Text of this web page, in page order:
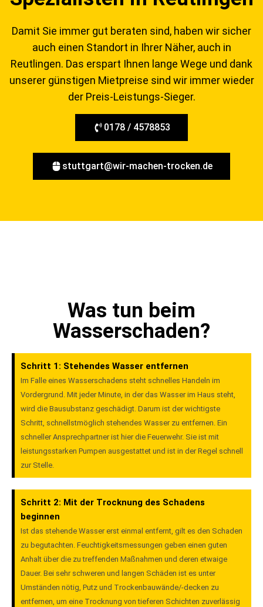
Damit Sie immer gut beraten sind, haben wir sicher
auch einen Standort in Ihrer Näher, auch in
Reutlingen. Das erspart Ihnen lange Wege und dank
unserer günstigen Mietpreise sind wir immer wieder
der Preis-Leistungs-Sieger.
0178 / 4578853
stuttgart@wir-machen-trocken.de
Was tun beim
Wasserschaden?
Schritt 1: Stehendes Wasser entfernen
Im Falle eines Wasserschadens steht schnelles Handeln im
Vordergrund. Mit jeder Minute, in der das Wasser im Haus steht,
wird die Bausubstanz geschädigt. Darum ist der wichtigste
Schritt, schnellstmöglich stehendes Wasser zu entfernen. Ein
schneller Ansprechpartner ist hier die Feuerwehr. Sie ist mit
leistungsstarken Pumpen ausgestattet und ist in der Regel schnell
zur Stelle.
Schritt 2: Mit der Trocknung des Schadens
beginnen
Ist das stehende Wasser erst einmal entfernt, gilt es den Schaden
zu begutachten. Feuchtigkeitsmessungen geben einen guten
Anhalt über die zu treffenden Maßnahmen und deren etwaige
Dauer. Bei sehr schweren und langen Schäden ist es unter
Umständen nötig, Putz und Trockenbauwände/-decken zu
entfernen, um eine Trocknung von tieferen Schichten zuverlässig